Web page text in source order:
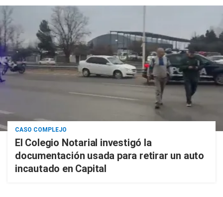
CASO COMPLEJO
El Colegio Notarial investigó la
documentación usada para retirar un auto
incautado en Capital